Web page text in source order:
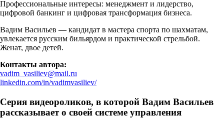
Профессиональные интересы: менеджмент и лидерство,
цифровой банкинг и цифровая трансформация бизнеса.
Вадим Васильев — кандидат в мастера спорта по шахматам,
увлекается русским бильярдом и практической стрельбой.
Женат, двое детей.
Контакты автора:
vadim_vasiliev@mail.ru
linkedin.com/in/vadimvasiliev/
Серия видеороликов, в которой Вадим Васильев
рассказывает о своей системе управления